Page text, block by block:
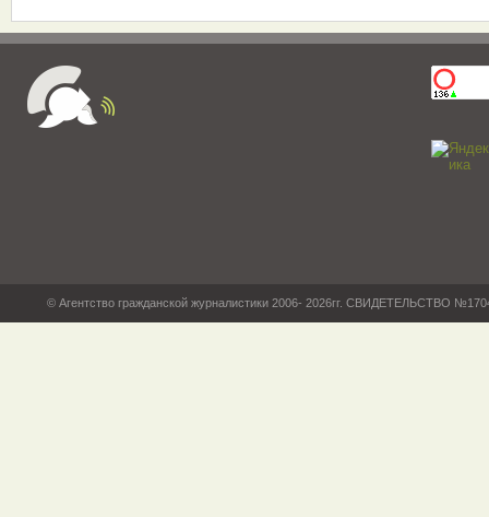
© Агентство гражданской журналистики 2006- 2026гг. СВИДЕТЕЛЬСТВО